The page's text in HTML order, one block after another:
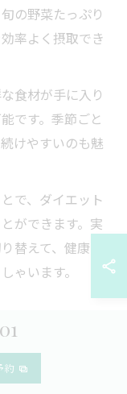
の野菜たっぷり
率よく摂取でき
食材が手に入り
です。季節ごと
けやすいのも魅
で、ダイエット
ができます。実
替えて、健康的
ゃいます。
高く設定しすぎ
切です。完璧を
約